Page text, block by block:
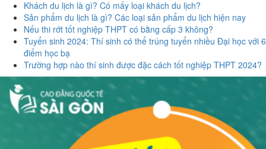
Khách du lịch là gì? Có mấy loại khách du lịch?
Sản phẩm du lịch là gì? Các loại sản phẩm du lịch hiện nay
Nếu thi rớt tốt nghiệp THPT có bằng cấp 3 không?
Tuyển sinh 2024: Thí sinh có thể trúng tuyển nhiều Đại học với 6
điểm học bạ
Trường hợp nào thí sinh được đặc cách tốt nghiệp THPT 2024?